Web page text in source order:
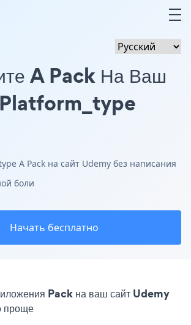
A Pack На Ваш
Platform_type
A Pack на сайт Udemy без написания
боли
Начать бесплатно
Pack на ваш сайт Udemy
проще